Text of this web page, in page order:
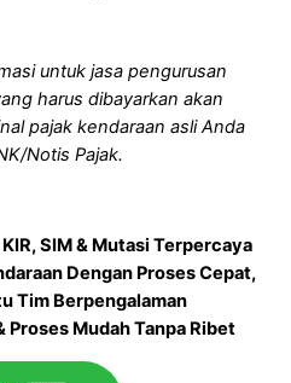
untuk jasa pengurusan
harus dibayarkan akan
pajak kendaraan asli Anda
Notis Pajak.
SIM & Mutasi Terpercaya
Dengan Proses Cepat,
Tim Berpengalaman
Proses Mudah Tanpa Ribet